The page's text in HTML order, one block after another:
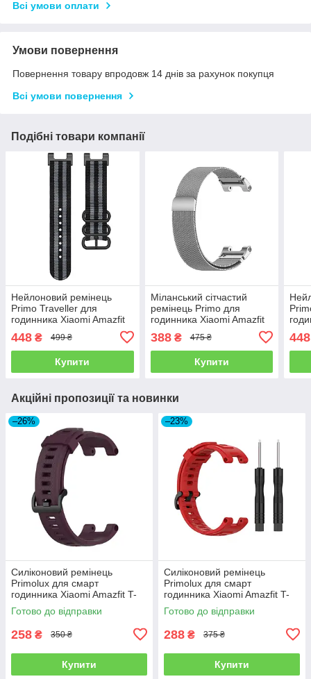
Всі умови оплати
Умови повернення
Повернення товару впродовж 14 днів за рахунок покупця
Всі умови повернення
Подібні товари компанії
Нейлоновий ремінець
Primo Traveller для
годинника Xiaomi Amazfit
T-Rex (A1918) / T-Rex Pro
(A2013) - Black&Grey
448 ₴ 499 ₴
Купити
Міланський сітчастий
ремінець Primo для
годинника Xiaomi Amazfit
T-Rex (A1918) / T-Rex Pro
(A2013) - Silver
388₴ 475 ₴
Купити
448
Акційні пропозиції та новинки
–26%
Силіконовий ремінець
Primolux для смарт
годинника Xiaomi Amazfit T-
Rex (A1918) / T-Rex Pro
(A2013) - Purple
Готово до відправки
258 ₴ 350 ₴
Купити
–23%
Силіконовий ремінець
Primolux для смарт
годинника Xiaomi Amazfit T-
Rex A1918 / T-Rex Pro A2013
- Red
Готово до відправки
288 ₴ 375 ₴
Купити